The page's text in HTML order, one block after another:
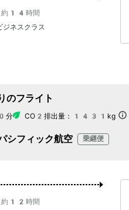
約14時間
ジネスクラス
のフライト
分 CO2排出量： 1431kg
シフィック航空 乗継便
約12時間